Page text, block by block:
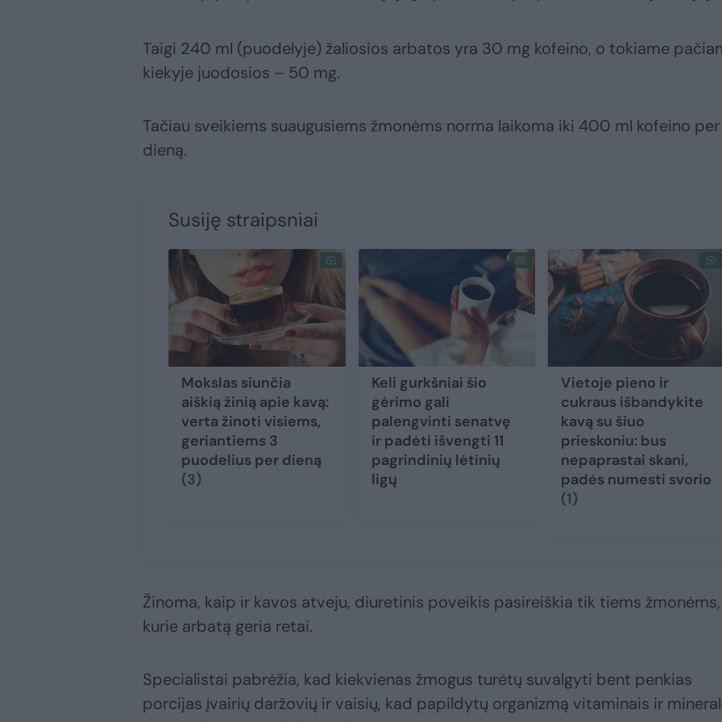
Taigi 240 ml (puodelyje) žaliosios arbatos yra 30 mg kofeino, o tokiame
kiekyje juodosios – 50 mg.
Tačiau sveikiems suaugusiems žmonėms norma laikoma iki 400 ml kofeino per
dieną.
Susiję straipsniai
Mokslas siunčia
aiškią žinią apie kavą:
verta žinoti visiems,
geriantiems 3
puodelius per dieną
(3)
Keli gurkšniai šio
gėrimo gali
palengvinti senatvę
ir padėti išvengti 11
pagrindinių lėtinių
ligų
Vietoje pieno ir
cukraus išbandykite
kavą su šiuo
prieskoniu: bus
nepaprastai skani,
padės numesti svorio
(1)
Žinoma, kaip ir kavos atveju, diuretinis poveikis pasireiškia tik tiems žmonėms,
kurie arbatą geria retai.
Specialistai pabrėžia, kad kiekvienas žmogus turėtų suvalgyti bent penkias
porcijas įvairių daržovių ir vaisių, kad papildytų organizmą vitaminais ir